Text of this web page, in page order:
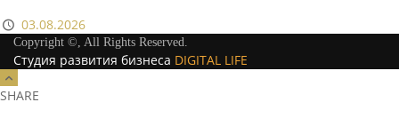
03.08.2026
Copyright ©, All Rights Reserved.
Студия развития бизнеса DIGITAL LIFE
SHARE